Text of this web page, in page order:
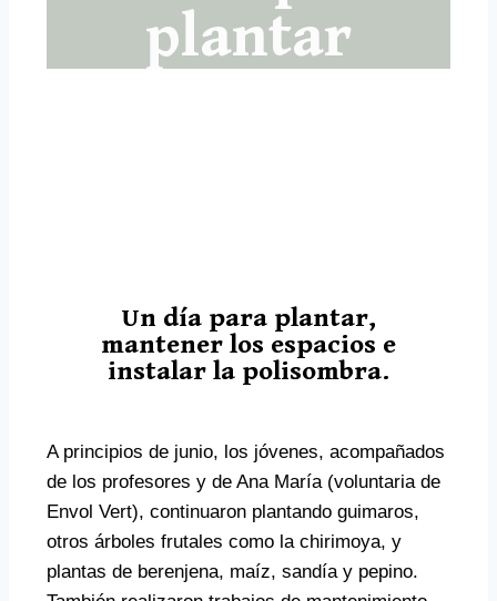
plantar
Un día para plantar,
mantener los espacios e
instalar la polisombra.
A principios de junio, los jóvenes, acompañados
de los profesores y de Ana María (voluntaria de
Envol Vert), continuaron plantando guimaros,
otros árboles frutales como la chirimoya, y
plantas de berenjena, maíz, sandía y pepino.